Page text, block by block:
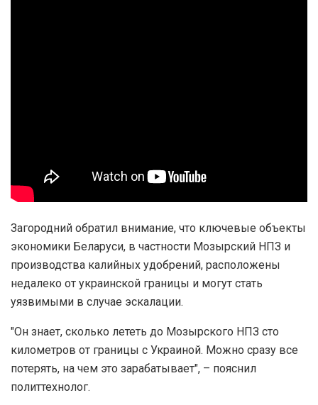
Загородний обратил внимание, что ключевые объекты
экономики Беларуси, в частности Мозырский НПЗ и
производства калийных удобрений, расположены
недалеко от украинской границы и могут стать
уязвимыми в случае эскалации.
"Он знает, сколько лететь до Мозырского НПЗ сто
километров от границы с Украиной. Можно сразу все
потерять, на чем это зарабатывает", – пояснил
политтехнолог.